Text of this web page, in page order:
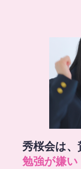
秀桜会は、
勉強が嫌